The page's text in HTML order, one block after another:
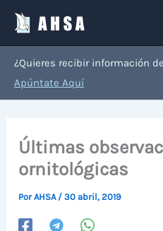
contenido
¿Quieres recibir información
Apúntate Aquí
Últimas
ornitológicas
PorAHSA /30 abril, 2019